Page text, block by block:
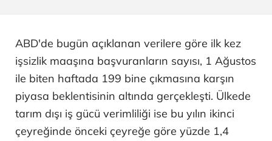
ABD'de bugün açıklanan verilere göre ilk kez
işsizlik maaşına başvuranların sayısı, 1 Ağustos
ile biten haftada 199 bine çıkmasına karşın
piyasa beklentisinin altında gerçekleşti. Ülkede
tarım dışı iş gücü verimliliği ise bu yılın ikinci
çeyreğinde önceki çeyreğe göre yüzde 1,4